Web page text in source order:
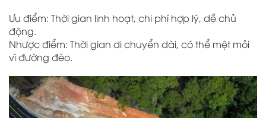
Ưu điểm: Thời gian linh hoạt, chi phí hợp lý, dễ chủ
động.
Nhược điểm: Thời gian di chuyển dài, có thể mệt mỏi
vì đường đèo.